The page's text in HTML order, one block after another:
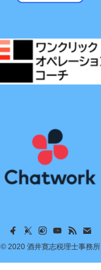
©2020 酒井寛志税理士事務所